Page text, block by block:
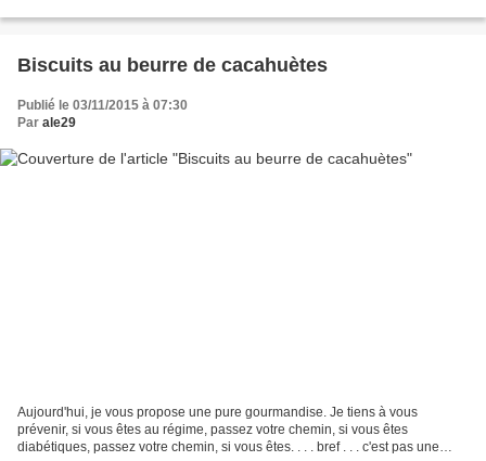
Biscuits au beurre de cacahuètes
Publié le 03/11/2015 à 07:30
Par ale29
Aujourd'hui, je vous propose une pure gourmandise. Je tiens à vous
prévenir, si vous êtes au régime, passez votre chemin, si vous êtes
diabétiques, passez votre chemin, si vous êtes. . . . bref . . . c'est pas une